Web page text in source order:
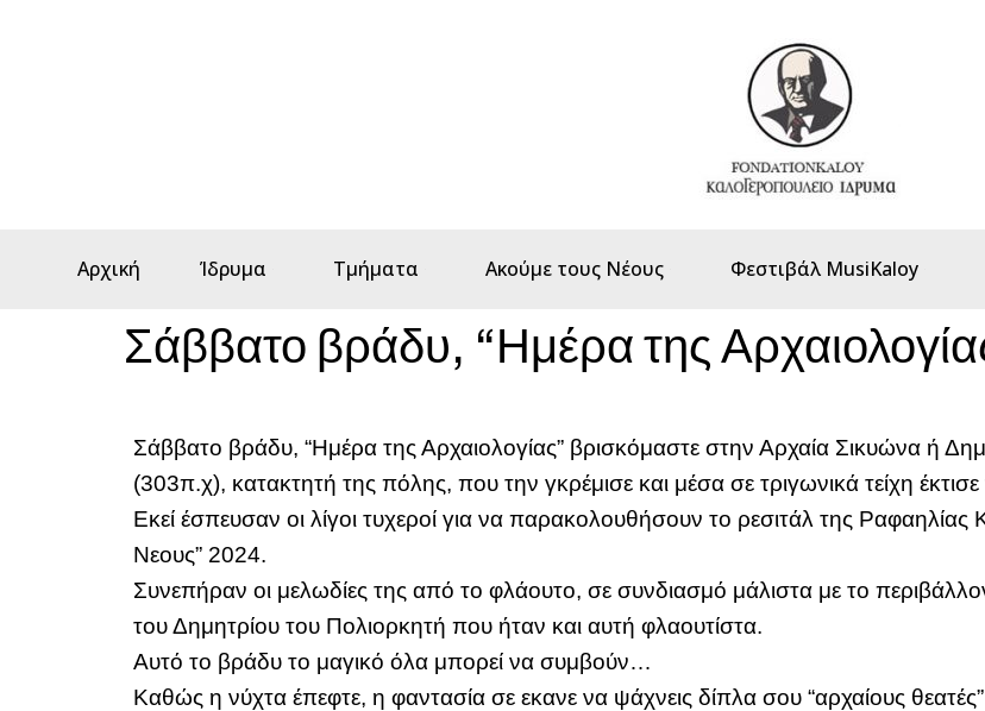
Αρχική Ίδρυμα Τμήματα Ακούμε τους Νέους Φεστιβάλ MusiKaloy
Σάββατο βράδυ, “Ημέρα της
Σάββατο βράδυ, “Ημέρα της Αρχαιολογίας” βρισκόμαστε στην Αρχαία Σικυώνα ή
(303π.χ), κατακτητή της πόλης, που την γκρέμισε και μέσα σε τριγωνικά τείχη
Εκεί έσπευσαν οι λίγοι τυχεροί για να παρακολουθήσουν το ρεσιτάλ της
Νεους” 2024.
Συνεπήραν οι μελωδίες της από το φλάουτο, σε συνδιασμό μάλιστα με το
του Δημητρίου του Πολιορκητή που ήταν και αυτή φλαουτίστα.
Αυτό το βράδυ το μαγικό όλα μπορεί να συμβούν…
Καθώς η νύχτα έπεφτε, η φαντασία σε εκανε να ψάχνεις δίπλα σου “αρχαίους